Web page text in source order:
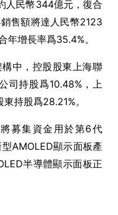
人民幣344億元，復合
售額將達人民幣2123
年增長率爲35.4%。
中 ， 控股股東上海聯
司持股爲10.48%，上
東持股爲28.21%。
募集資金用於第6代
AMOLED顯示面板產
半導體顯示面板正